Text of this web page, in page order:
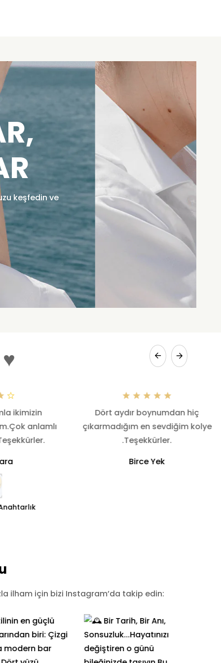
keşfedin ve
ikimizin
anlamlı
Dört aydır boynumdan hiç
çıkarmadığım en sevdiğim kolye
.Teşekkürler.
Birce Yek
ilham için bizi Instagram’da takip edin: